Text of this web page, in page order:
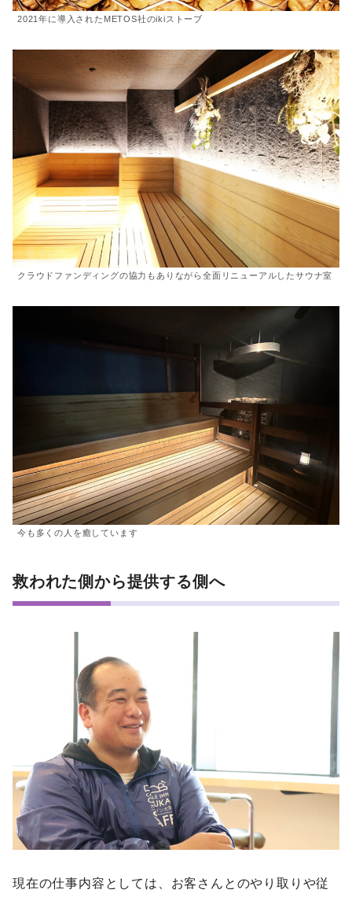
2021年に導入されたMETOS社のikiストーブ
クラウドファンディングの協力もありながら全面リニューアルしたサウナ室
今も多くの人を癒しています
救われた側から提供する側へ
現在の仕事内容としては、お客さんとのやり取りや従